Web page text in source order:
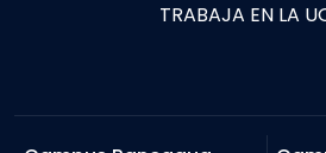
TRABAJA EN LA